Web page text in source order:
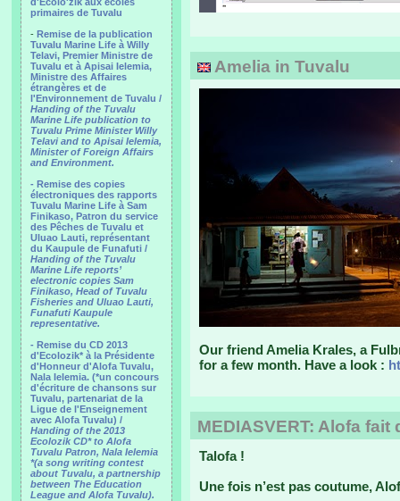
primaires de Tuvalu
- Remise de la publication
Tuvalu Marine Life à Willy
Telavi, Premier Ministre de
Tuvalu et à Apisai Ielemia,
Ministre des Affaires
étrangères et de
l'Environnement de Tuvalu /
Handing of the Tuvalu
Marine Life publication to
Tuvalu Prime Minister Willy
Telavi and to Apisai Ielemia,
Minister of Foreign Affairs
and Environment.
- Remise des copies
électroniques des rapports
Tuvalu Marine Life à Sam
Finikaso, Patron du service
des Pêches de Tuvalu et
Uluao Lauti, représentant
du Kaupule de Funafuti /
Handing of the Tuvalu
Marine Life reports’
electronic copies Sam
Finikaso, Head of Tuvalu
Fisheries and Uluao Lauti,
Funafuti Kaupule
representative.
- Remise du CD 2013
d'Ecolozik* à la Présidente
d'Honneur d'Alofa Tuvalu,
Nala Ielemia. (*un concours
d'écriture de chansons sur
Tuvalu, partenariat de la
Ligue de l'Enseignement
avec Alofa Tuvalu) /
Handing of the 2013
Ecolozik CD* to Alofa
Tuvalu Patron, Nala Ielemia
*(a song writing contest
about Tuvalu, a partnership
between The Education
League and Alofa Tuvalu).
Amelia in Tuvalu
Our friend Amelia Krales, a
for a few month. Have a look :
MEDIASVERT: Alofa fait
Talofa !
Une fois n’est pas coutume,